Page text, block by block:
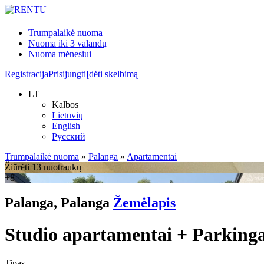
Trumpalaikė nuoma
Nuoma iki 3 valandų
Nuoma mėnesiui
RegistracijaPrisijungtiĮdėti skelbimą
LT
Kalbos
Lietuvių
English
Русский
Trumpalaikė nuoma » Palanga » Apartamentai
Žiūrėti 13 nuotraukų
+8
Palanga, Palanga Žemėlapis
Studio apartamentai +